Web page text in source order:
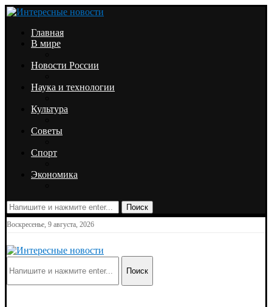
Главная
В мире
Новости России
Наука и технологии
Культура
Советы
Спорт
Экономика
Поиск
Воскресенье, 9 августа, 2026
Поиск